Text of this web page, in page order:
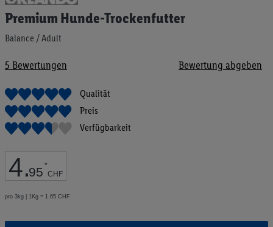
Premium Hunde-Trockenfutter
Balance / Adult
5 Bewertungen Bewertung abgeben
Qualität
Preis
Verfügbarkeit
4.95 *
CHF
pro 3kg | 1Kg = 1.65 CHF
Anfang
der
Bildgalerie
springen